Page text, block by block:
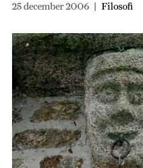
25 december 2006 | Filosofi